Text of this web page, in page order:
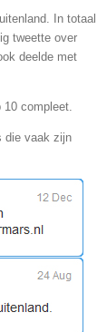
In totaal
tweette over
deelde met
10 compleet.
die vaak zijn